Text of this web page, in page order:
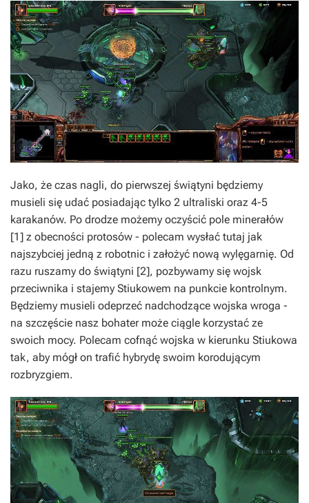
Jako, że czas nagli, do pierwszej świątyni będziemy
musieli się udać posiadając tylko 2 ultraliski oraz 4-5
karakanów. Po drodze możemy oczyścić pole minerałów
[1] z obecności protosów - polecam wysłać tutaj jak
najszybciej jedną z robotnic i założyć nową wylęgarnię. Od
razu ruszamy do świątyni [2], pozbywamy się wojsk
przeciwnika i stajemy Stiukowem na punkcie kontrolnym.
Będziemy musieli odeprzeć nadchodzące wojska wroga -
na szczęście nasz bohater może ciągle korzystać ze
swoich mocy. Polecam cofnąć wojska w kierunku Stiukowa
tak, aby mógł on trafić hybrydę swoim korodującym
rozbryzgiem.